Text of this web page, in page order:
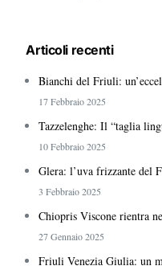
Articoli recenti
Bianchi del Friuli:
17 Febbraio 2025
Tazzelenghe: Il “taglia
10 Febbraio 2025
Glera: l’uva frizzante del
3 Febbraio 2025
Chiopris Viscone rientra
27 Gennaio 2025
Friuli Venezia Giulia: un